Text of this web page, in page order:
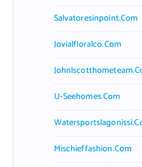
Salvatoresinpoint.com
Jovialfloralco.com
U-Seehomes.com
Mischieffashion.com